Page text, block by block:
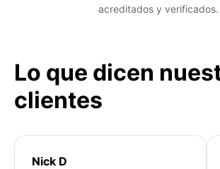
acreditados y verificados.
Lo que dicen
clientes
Nick D